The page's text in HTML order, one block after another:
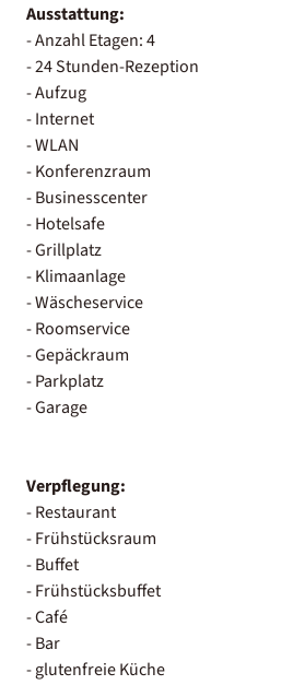
Ausstattung:
- Anzahl Etagen: 4
- 24 Stunden-Rezeption
- Aufzug
- Internet
- WLAN
- Konferenzraum
- Businesscenter
- Hotelsafe
- Grillplatz
- Klimaanlage
- Wäscheservice
- Roomservice
- Gepäckraum
- Parkplatz
- Garage
Verpflegung:
- Restaurant
- Frühstücksraum
- Buffet
- Frühstücksbuffet
- Café
- Bar
- glutenfreie Küche